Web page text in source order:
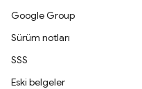
Google Group
Sürüm notları
SSS
Eski belgeler